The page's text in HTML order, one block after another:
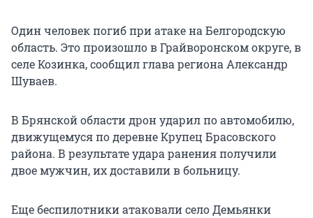
Один человек погиб при атаке на Белгородскую
область. Это произошло в Грайворонском округе, в
селе Козинка, сообщил глава региона Александр
Шуваев.
В Брянской области дрон ударил по автомобилю,
движущемуся по деревне Крупец Брасовского
района. В результате удара ранения получили
двое мужчин, их доставили в больницу.
Еще беспилотники атаковали село Демьянки